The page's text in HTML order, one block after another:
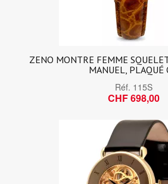
ZENO MONTRE FEMME
MANUEL, PLAQUÉ
Réf. 115S
CHF 698,00